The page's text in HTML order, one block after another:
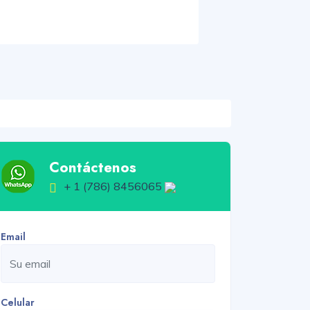
Contáctenos
+ 1 (786) 8456065
Email
Celular